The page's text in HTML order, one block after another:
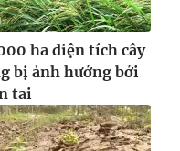
không có sự chấp
khi phát hành lại
ha diện tích cây
bị ảnh hưởng bởi
tai